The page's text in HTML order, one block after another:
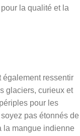
la qualité et la
également ressentir
glaciers, curieux et
pour les
pas étonnés de
la mangue indienne